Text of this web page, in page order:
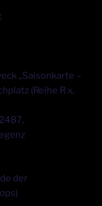
„Saisonkarte –
(Reihe R x,
der